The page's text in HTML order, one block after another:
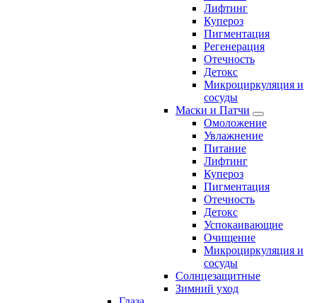
Лифтинг
Купероз
Пигментация
Регенерация
Отечность
Детокс
Микроциркуляция и
сосуды
Маски и Патчи
Омоложение
Увлажнение
Питание
Лифтинг
Купероз
Пигментация
Отечность
Детокс
Успокаивающие
Очищение
Микроциркуляция и
сосуды
Солнцезащитные
Зимний уход